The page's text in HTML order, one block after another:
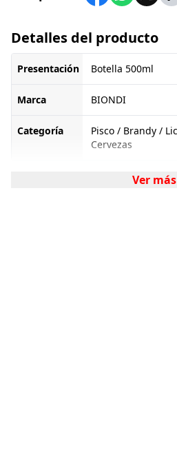
Detalles del producto
Presentación Botella 500ml
Marca BIONDI
Categoría
Pisco / Brandy /
Cervezas
Ver más